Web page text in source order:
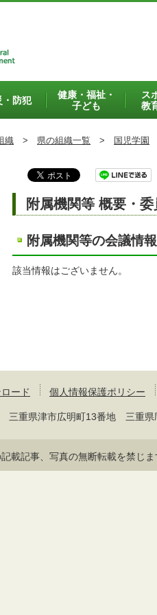
・防犯
健康・福祉・
子ども
ス
教
織 > 県の組織一覧 > 国児学園
附属機関等 概要・委
附属機関等の会議情報
該当情報はございません。
ード 個人情報保護ポリシー
三重県津市広明町13番地 三重県
載記事、写真の無断転載を禁じま